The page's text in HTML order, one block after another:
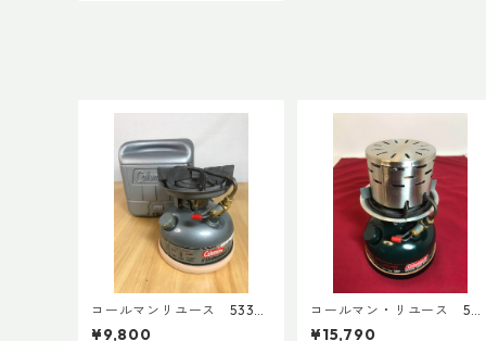
コールマンリユース 533
1992年11月製 点検整備済
¥9,800
コールマン・リユース
A 1997年9月製 点検整備
¥15,790